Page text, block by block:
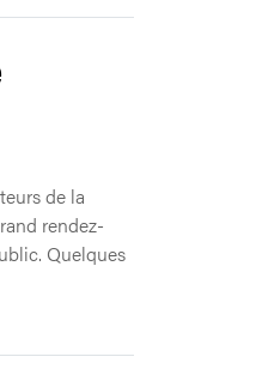
de la
rendez-
Quelques